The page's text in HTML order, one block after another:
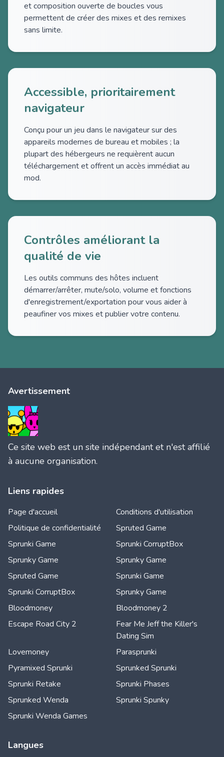
et composition ouverte de boucles vous
permettent de créer des mixes et des remixes
sans limite.
Accessible, prioritairement
navigateur
Conçu pour un jeu dans le navigateur sur des
appareils modernes de bureau et mobiles ; la
plupart des hébergeurs ne requièrent aucun
téléchargement et offrent un accès immédiat au
mod.
Contrôles améliorant la
qualité de vie
Les outils communs des hôtes incluent
démarrer/arrêter, mute/solo, volume et fonctions
d'enregistrement/exportation pour vous aider à
peaufiner vos mixes et publier votre contenu.
Avertissement
Ce site web est un site indépendant et n'est affilié
à aucune organisation.
Liens rapides
Page d'accueil
Conditions d'utilisation
Politique de confidentialité
Spruted Game
Sprunki Game
Sprunki CorruptBox
Sprunky Game
Sprunky Game
Spruted Game
Sprunki Game
Sprunki CorruptBox
Sprunky Game
Bloodmoney
Bloodmoney 2
Escape Road City 2
Fear Me Jeff the Killer's
Dating Sim
Lovemoney
Parasprunki
Pyramixed Sprunki
Sprunked Sprunki
Sprunki Retake
Sprunki Phases
Sprunked Wenda
Sprunki Spunky
Sprunki Wenda Games
Langues